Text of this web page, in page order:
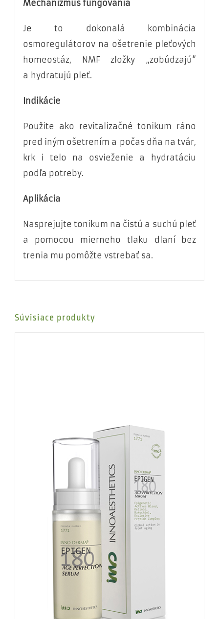
Mechanizmus fungovania
Je to dokonalá kombinácia
osmoregulátorov na ošetrenie pleťových
homeostáz, NMF zložky „zobúdzajú“
a hydratujú pleť.
Indikácie
Použite ako revitalizačné tonikum ráno
pred iným ošetrením a počas dňa na tvár,
krk i telo na osvieženie a hydratáciu
podľa potreby.
Aplikácia
Nasprejujte tonikum na čistú a suchú pleť
a pomocou mierneho tlaku dlaní bez
trenia mu pomôžte vstrebať sa.
Súvisiace produkty